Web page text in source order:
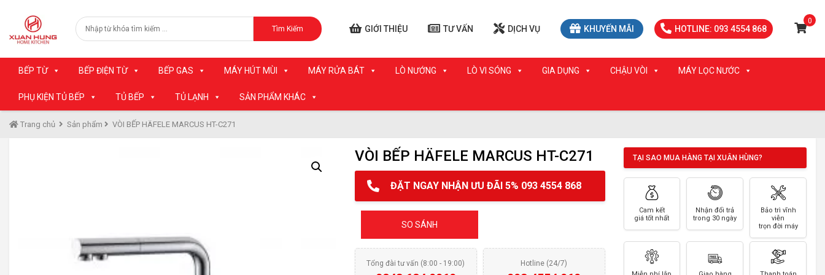
Tìm Kiếm GIỚI THIỆU TƯ VẤN DỊCH VỤ KHUYẾN MÃI HOTLINE: 093 4554 868
0
BẾP TỪ BẾP ĐIỆN TỪ BẾP GAS MÁY HÚT MÙI MÁY RỬA BÁT LÒ NƯỚNG LÒ VI SÓNG GIA DỤNG CHẬU VÒI MÁY LỌC NƯỚC
PHỤ KIỆN TỦ BẾP TỦ BẾP TỦ LẠNH SẢN PHẨM KHÁC
Trang chủ Sản phẩm VÒI BẾP HÄFELE MARCUS HT-C271
VÒI BẾP HÄFELE MARCUS HT-C271
ĐẶT NGAY NHẬN ƯU ĐÃI 5% 093 4554 868
SO SÁNH
Tổng đài tư vấn (8:00 - 19:00) Hotline (24/7)
TẠI SAO MUA HÀNG TẠI XUÂN HÙNG?
Cam kết
giá tốt nhất
Nhận đổi trả
trong 30 ngày
Bảo trì vĩnh
viễn
trọn đời máy